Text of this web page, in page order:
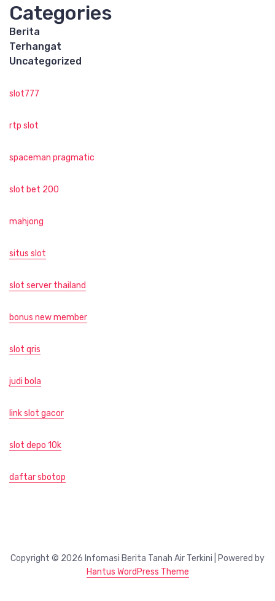
Categories
Berita
Terhangat
Uncategorized
slot777
rtp slot
spaceman pragmatic
slot bet 200
mahjong
situs slot
slot server thailand
bonus new member
slot qris
judi bola
link slot gacor
slot depo 10k
daftar sbotop
Copyright © 2026 Infomasi Berita Tanah Air Terkini | Powered by
Hantus WordPress Theme